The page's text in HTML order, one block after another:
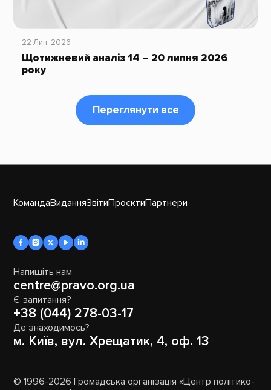
22 Лип, 2026
Щотижневий аналіз 14 – 20 липня 2026
року
Переглянути все
КомандаВиданняЗвітиПроєктиПартнери
Напишіть нам
centre@pravo.org.ua
Є запитання?
+38 (044) 278-03-17
Де знаходимось?
м. Київ, вул. Хрещатик, 4, оф. 13
© 1996-2026 Громадська організація «Центр політико-